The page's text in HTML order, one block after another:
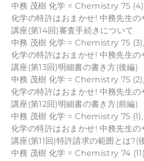
中務 茂樹 化学 = Chemistry 75
化学の特許はおまかせ! 中務先生
講座(第14回)審査手続きについて
中務 茂樹 化学 = Chemistry 75
化学の特許はおまかせ! 中務先生
講座(第13回)明細書の書き方(後編)
中務 茂樹 化学 = Chemistry 75
化学の特許はおまかせ! 中務先生
講座(第12回)明細書の書き方(前編)
中務 茂樹 化学 = Chemistry 75
化学の特許はおまかせ! 中務先生
講座(第11回)特許請求の範囲とは?(
中務 茂樹 化学 = Chemistry 74